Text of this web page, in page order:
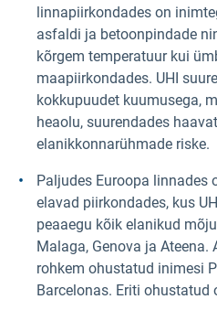
linnapiirkondades on
asfaldi ja betoonpindade
kõrgem temperatuur kui
maapiirkondades. UHI
kokkupuudet kuumusega,
heaolu, suurendades
elanikkonnarühmade riske.
Paljudes Euroopa linnades
elavad piirkondades, kus
peaaegu kõik elanikud
Malaga, Genova ja
rohkem ohustatud inimesi
Barcelonas. Eriti ohustatud